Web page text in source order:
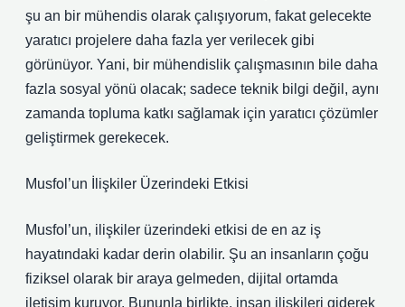
şu an bir mühendis olarak çalışıyorum, fakat gelecekte
yaratıcı projelere daha fazla yer verilecek gibi
görünüyor. Yani, bir mühendislik çalışmasının bile daha
fazla sosyal yönü olacak; sadece teknik bilgi değil, aynı
zamanda topluma katkı sağlamak için yaratıcı çözümler
geliştirmek gerekecek.
Musfol’un İlişkiler Üzerindeki Etkisi
Musfol’un, ilişkiler üzerindeki etkisi de en az iş
hayatındaki kadar derin olabilir. Şu an insanların çoğu
fiziksel olarak bir araya gelmeden, dijital ortamda
iletişim kuruyor. Bununla birlikte, insan ilişkileri giderek